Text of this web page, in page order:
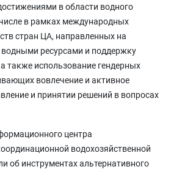
в области водного
в рамках международных
стран ЦА, направленных на
ресурсами и поддержку
также использование гендерных
вовлечение и активное
и принятии решений в вопросах
центра
водохозяйственной
об инструментах альтернативного